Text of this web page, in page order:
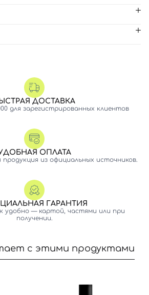
ДОСТАВКА
для зарегистрированных клиентов
ОПЛАТА
продукция из официальных источников.
ГАРАНТИЯ
удобно — картой, частями или при
получении.
с этими продуктами